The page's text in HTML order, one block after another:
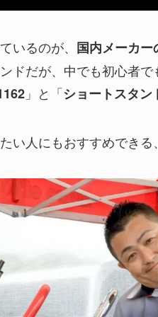
いるのが、 国内メーカー
ドだが、中でも初心者
」と「ショートスタン
い人にもおすすめできる